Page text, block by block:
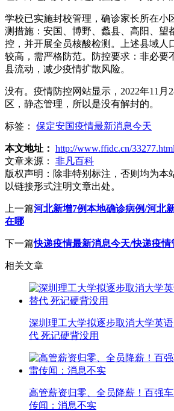
学校已实施封校管理，确诊家长所在小
测措施：安国、博野、蠡县、高阳、望
控，并开展全员核酸检测。上述县域人
较高，需严格防范。防控要求：非必要
县流动，减少疫情扩散风险。
没有。疫情防控网站显示，2022年11月
区，静态管理，所以是没有解封的。
标签： 保定安国疫情最新消息今天
本文地址： http://www.ffidc.cn/33277.html
文章来源：
非凡百科
版权声明： 除非特别标注，否则均为本
以链接形式注明文章出处。
上一篇河北新增7例本地确诊病例/河北
在哪
下一篇快递疫情最新消息今天/快递疫情
相关文章
深圳理工大学拟逐步取消大学英
代 死记硬背没用
高管薪资归零、全员降薪！百强
传闻：消息不实